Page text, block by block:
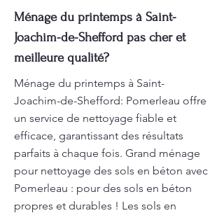
Ménage du printemps à Saint-
Joachim-de-Shefford pas cher et
meilleure qualité?
Ménage du printemps à Saint-
Joachim-de-Shefford: Pomerleau offre
un service de nettoyage fiable et
efficace, garantissant des résultats
parfaits à chaque fois. Grand ménage
pour nettoyage des sols en béton avec
Pomerleau : pour des sols en béton
propres et durables ! Les sols en